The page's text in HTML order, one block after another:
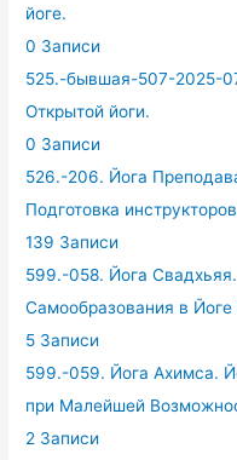
йоге.
0 Записи
525.-бывшая-507-2025-
Открытой йоги.
0 Записи
526.-206. Йога
Подготовка
139 Записи
599.-058. Йога
Самообразования в
5 Записи
599.-059. Йога Ахимса.
при Малейшей
2 Записи